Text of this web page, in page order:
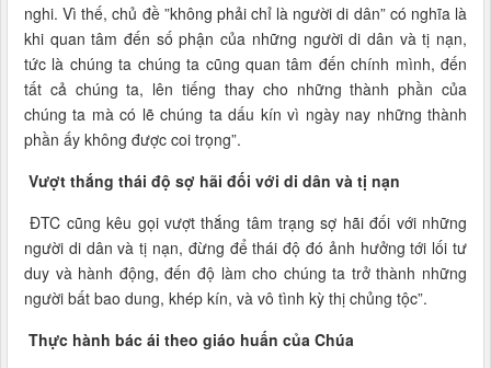
nghi. Vì thế, chủ đề ”không phải chỉ là người di dân” có nghĩa là
khi quan tâm đến số phận của những người di dân và tị nạn,
tức là chúng ta chúng ta cũng quan tâm đến chính mình, đến
tất cả chúng ta, lên tiếng thay cho những thành phần của
chúng ta mà có lẽ chúng ta dấu kín vì ngày nay những thành
phần ấy không được coi trọng”.
Vượt thắng thái độ sợ hãi đối với di dân và tị nạn
ĐTC cũng kêu gọi vượt thắng tâm trạng sợ hãi đối với những
người di dân và tị nạn, đừng để thái độ đó ảnh hưởng tới lối tư
duy và hành động, đến độ làm cho chúng ta trở thành những
người bất bao dung, khép kín, và vô tình kỳ thị chủng tộc”.
Thực hành bác ái theo giáo huấn của Chúa